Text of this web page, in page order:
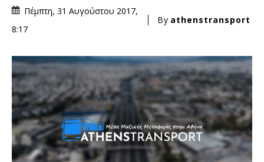
Πέμπτη, 31 Αυγούστου 2017,
8:17
By athenstransport